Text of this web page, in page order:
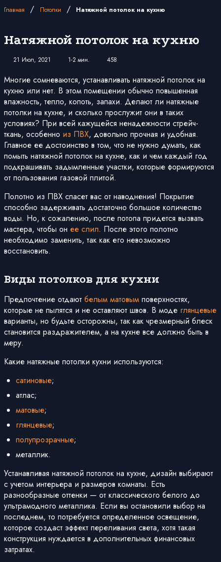
Главная / Потолки / Натяжной потолок на кухню
Натяжной потолок на кухню
21 Июл, 2021 1-2 мин. 458
Многие сомневаются, устанавливать натяжной потолок на
кухню или нет. В этом помещении обычно повышенная
влажность, тепло, копоть, запахи. Делают ли натяжные
потолки на кухне, и сколько прослужит они в таких
условиях? При всей кажущейся ненадежности стрейч-
ткань, особенно из ПВХ, довольно прочная и удобная.
Главное ее достоинство в том, что не нужно думать, как
помыть натяжной потолок на кухне, как и чем каждый год
подкрашивать задымленные участки, которые формируются
от пользования газовой плитой.
Полотно из ПВХ спасет вас от наводнения! Покрытие
способно задерживать достаточно большое количество
воды. Но, к сожалению, после потопа придется вызвать
мастера, чтобы он ее слил. После этого полотно
необходимо заменить, так как его невозможно
восстановить.
Виды потолков для кухни
Предпочтение отдают белым матовым поверхностях,
которые не пылятся и не оставляют швов. В моде глянцевые
варианты, но будьте осторожны, так как чрезмерный блеск
становится раздражителем, а на кухне все должно быть в
меру.
Какие натяжные потолки кухни используются:
сатиновые;
атлас;
матовые;
глянцевые;
полупрозрачные;
металлик.
Устанавливая натяжной потолок на кухне, дизайн выбирают
с учетом интерьера и размеров комнаты. Есть
разнообразные оттенки — от классического белого до
ультрамодного металлика. Если вы остановили выбор на
последнем, то потребуется определенное освещение,
которое создаст эффект переливания света, хотя такая
конструкция нуждается в дополнительных финансовых
затратах.